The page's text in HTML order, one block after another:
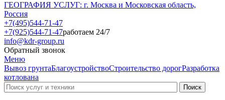
ГЕОГРАФИЯ УСЛУГ: г. Москва и Московская область,
Россия
+7(495)544-71-47
+7(925)544-71-47работаем 24/7
info@kdr-group.ru
Обратный звонок
Меню
Вывоз грунтаБлагоустройствоСтроительство дорогРазработка
котлована